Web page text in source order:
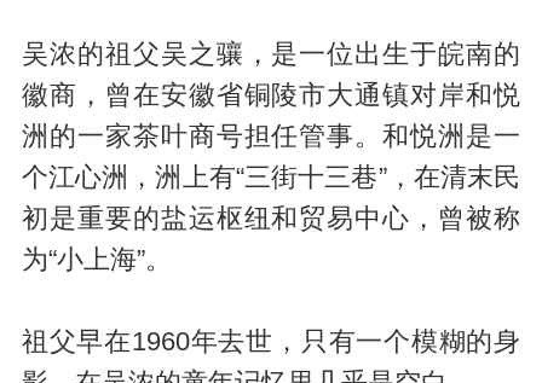
吴浓的祖父吴之骧，是一位出生于皖南的
徽商，曾在安徽省铜陵市大通镇对岸和悦
洲的一家茶叶商号担任管事。和悦洲是一
个江心洲，洲上有“三街十三巷”，在清末民
初是重要的盐运枢纽和贸易中心，曾被称
为“小上海”。
祖父早在1960年去世，只有一个模糊的身